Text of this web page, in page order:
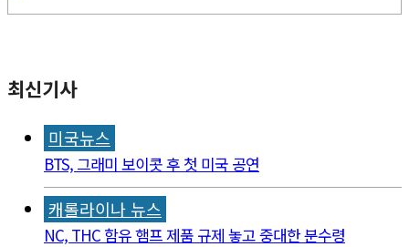
최신기사
미국뉴스
BTS, 그래미 보이콧 후 첫 미국 공연
캐롤라이나 뉴스
NC, THC 함유 햄프 제품 규제 놓고 중대한 분수령